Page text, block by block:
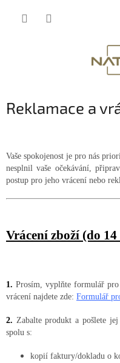
Reklamace a
Vaše spokojenost je pro nás
nesplnil vaše očekávání,
postup pro jeho vrácení nebo
Vrácení zboží (do
1. Prosím, vyplňte formulář
vrácení najdete zde: Formulář
2. Zabalte produkt a pošlete jej
spolu s:
kopií faktury/dokladu o